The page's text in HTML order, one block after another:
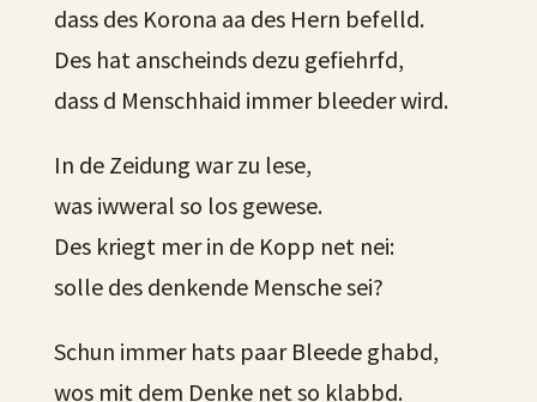
dass des Korona aa des Hern befelld.
Des hat anscheinds dezu gefiehrfd,
dass d Menschhaid immer bleeder wird.
In de Zeidung war zu lese,
was iwweral so los gewese.
Des kriegt mer in de Kopp net nei:
solle des denkende Mensche sei?
Schun immer hats paar Bleede ghabd,
wos mit dem Denke net so klabbd.